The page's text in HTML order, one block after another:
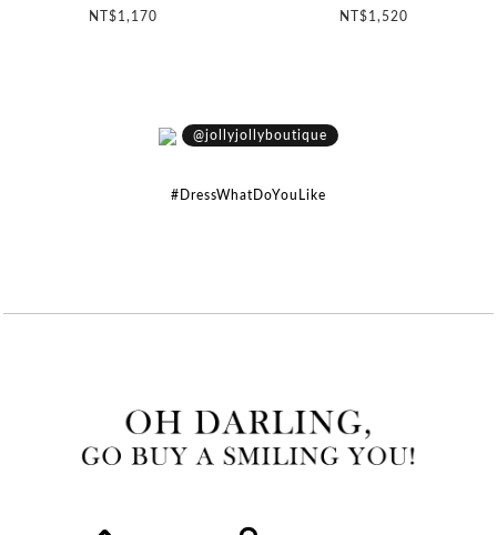
NT$1,170
NT$1,520
@jollyjollyboutique
#DressWhatDoYouLike